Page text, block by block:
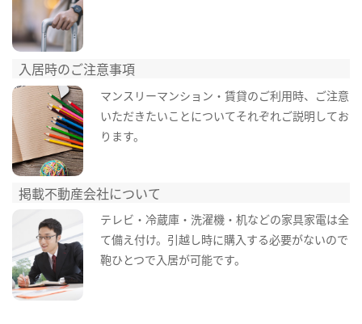
入居時のご注意事項
マンスリーマンション・賃貸のご利用時、ご注意
いただきたいことについてそれぞれご説明してお
ります。
掲載不動産会社について
テレビ・冷蔵庫・洗濯機・机などの家具家電は全
て備え付け。引越し時に購入する必要がないので
鞄ひとつで入居が可能です。